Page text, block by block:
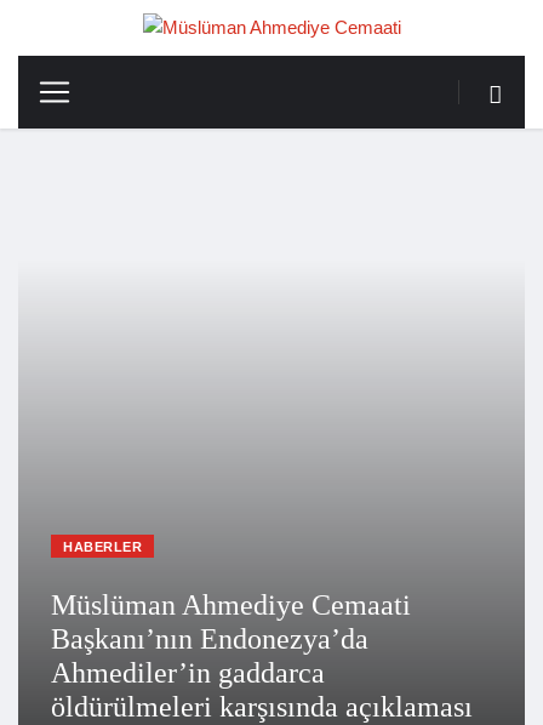
HABERLER
Müslüman Ahmediye Cemaati
Başkanı’nın Endonezya’da
Ahmediler’in gaddarca
öldürülmeleri karşısında açıklaması